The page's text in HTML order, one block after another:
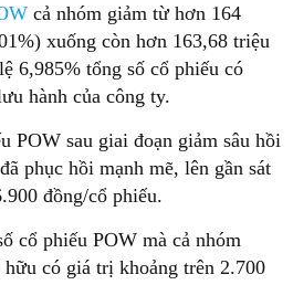
cả nhóm giảm từ hơn 164
xuống còn hơn 163,68 triệu
6,985% tổng số cổ phiếu có
hành của công ty.
POW sau giai đoạn giảm sâu hồi
phục hồi mạnh mẽ, lên gần sát
đồng/cổ phiếu.
cổ phiếu POW mà cả nhóm
có giá trị khoảng trên 2.700